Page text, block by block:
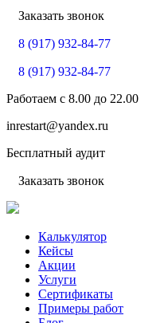
Заказать звонок
8 (917) 932-84-77
8 (917) 932-84-77
Работаем с 8.00 до 22.00
inrestart@yandex.ru
Бесплатный аудит
Заказать звонок
Калькулятор
Кейсы
Акции
Услуги
Сертификаты
Примеры работ